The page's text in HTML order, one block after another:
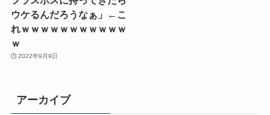
ウケるんだろうなぁ」←こ
れｗｗｗｗｗｗｗｗｗｗｗ
ｗ
2022年9月9日
アーカイブ